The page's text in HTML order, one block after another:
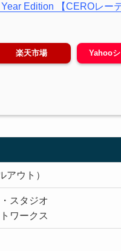
Edition 【CEROレー
楽天市場 Yahoo
アウト）
スタジオ
ワークス